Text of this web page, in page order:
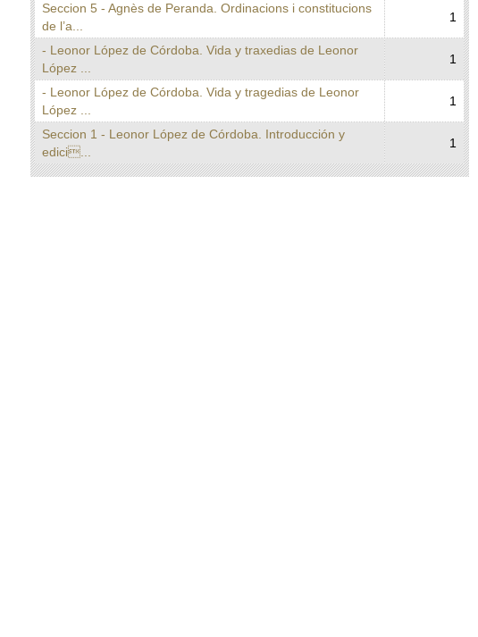
Seccion 5 - Agnès de Peranda. Ordinacions i constitucions
de l’a...
1
- Leonor López de Córdoba. Vida y traxedias de Leonor
López ...
1
- Leonor López de Córdoba. Vida y tragedias de Leonor
López ...
1
Seccion 1 - Leonor López de Córdoba. Introducción y
edici...
1